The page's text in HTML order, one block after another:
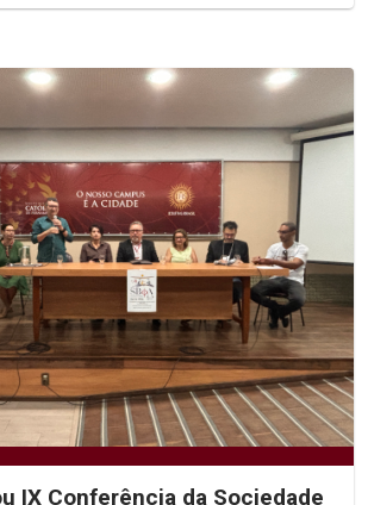
IX Conferência da Sociedade